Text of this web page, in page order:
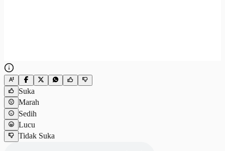
Suka
Marah
Sedih
Lucu
Tidak Suka